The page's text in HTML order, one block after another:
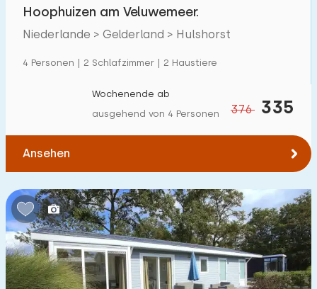
Hoophuizen am Veluwemeer.
Niederlande > Gelderland > Hulshorst
4 Personen | 2 Schlafzimmer | 2 Haustiere
376 335
Wochenende ab
ausgehend von 4 Personen
Ansehen